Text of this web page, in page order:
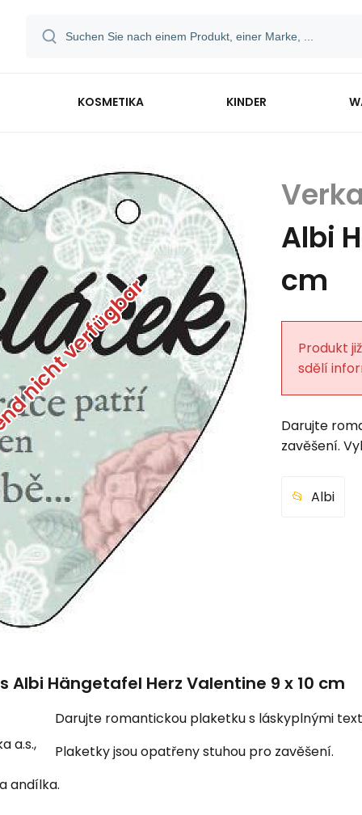
KOSMETIKA KINDER
verfügbar
Albi
cm
Produkt
sdělí
Darujte
zavěšení.
Albi
Albi Hängetafel Herz Valentine 9 x 10 cm
a.s.,
Darujte romantickou plaketku s láskyplnými
Plaketky jsou opatřeny stuhou pro zavěšení.
andílka.